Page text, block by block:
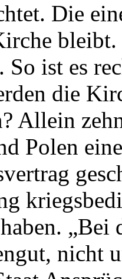
Die
So ist es
die
Allein
Polen
nicht